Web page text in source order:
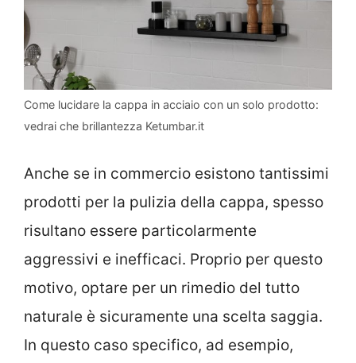
Come lucidare la cappa in acciaio con un solo prodotto:
vedrai che brillantezza Ketumbar.it
Anche se in commercio esistono tantissimi
prodotti per la pulizia della cappa, spesso
risultano essere particolarmente
aggressivi e inefficaci. Proprio per questo
motivo, optare per un rimedio del tutto
naturale è sicuramente una scelta saggia.
In questo caso specifico, ad esempio,